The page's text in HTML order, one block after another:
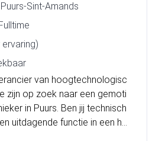
Puurs-Sint-Amands
Fulltime
van hoogtechnologisc
zijn op zoek naar een gemoti
in Puurs. Ben jij technisch
uitdagende functie in een he